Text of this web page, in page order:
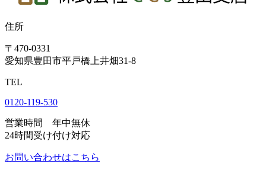
住所
〒470-0331
愛知県豊田市平戸橋上井畑31-8
TEL
0120-119-530
営業時間 年中無休
24時間受け付け対応
お問い合わせはこちら